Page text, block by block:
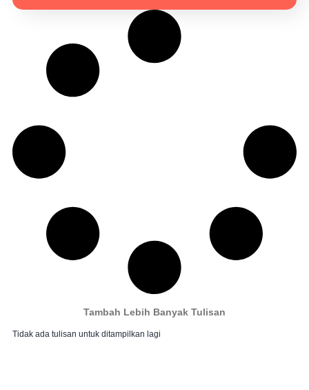
Tambah Lebih Banyak Tulisan
Tidak ada tulisan untuk ditampilkan lagi